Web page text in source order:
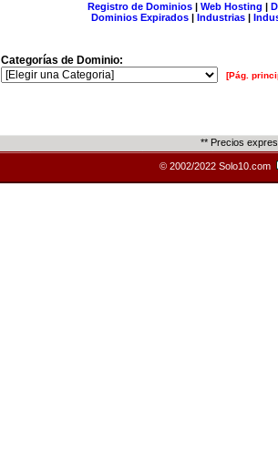
Registro de Dominios| Web Hosting |
Dominios Expirados | Industrias |
Categorías de Dominio:
[Pág.
** Precios
© 2002/2022 Solo10.com